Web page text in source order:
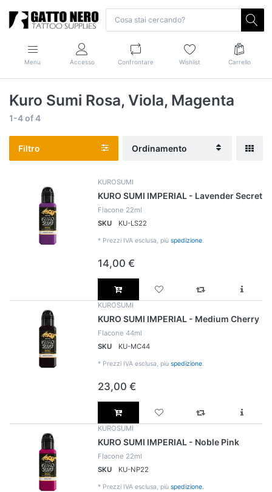
Menu Accesso Confrontare Wishlist Carrello
Kuro Sumi Rosa, Viola, Magenta
1-4of4
Filtro Ordinamento
KUROSUMI
KURO SUMI IMPERIAL - Lavender Secret
Flacone 22ml
SKU
KU-LS22
* Prezzi IVA esclusa, più spedizione.
14,00 €
KUROSUMI
KURO SUMI IMPERIAL - Medium Cherry
Flacone 44ml
SKU
KU-MC44
* Prezzi IVA esclusa, più spedizione.
23,00 €
KUROSUMI
KURO SUMI IMPERIAL - Noble Pink
Flacone 22ml
SKU
KU-NP22
* Prezzi IVA esclusa, più spedizione.